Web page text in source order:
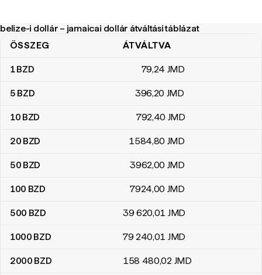
belize-i dollár – jamaicai dollár átváltási táblázat
belize-i dollár – jamaicai dollár átváltási táblázat
ÖSSZEG ÁTVÁLTVA
1BZD 79,24 JMD
5 BZD 396,20 JMD
10 BZD 792,40 JMD
20 BZD 1584,80 JMD
50 BZD 3962,00 JMD
100 BZD 7924,00 JMD
500 BZD 39 620,01 JMD
1000 BZD 79 240,01 JMD
2000 BZD 158 480,02 JMD